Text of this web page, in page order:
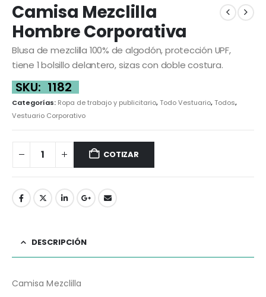
Camisa Mezclilla
Hombre Corporativa
Blusa de mezclilla 100% de algodón, protección UPF,
tiene 1 bolsillo delantero, sizas con doble costura.
SKU: 1182
Categorías: Ropa de trabajo y publicitario,Todo Vestuario,Todos,
Vestuario Corporativo
COTIZAR
DESCRIPCIÓN
Camisa Mezclilla